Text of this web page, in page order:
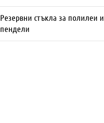
Резервни стъкла за полилеи и
пендели